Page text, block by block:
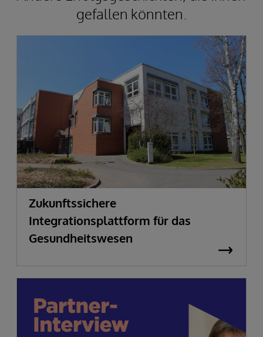
gefallen könnten.
Zukunftssichere
Integrationsplattform für das
Gesundheitswesen